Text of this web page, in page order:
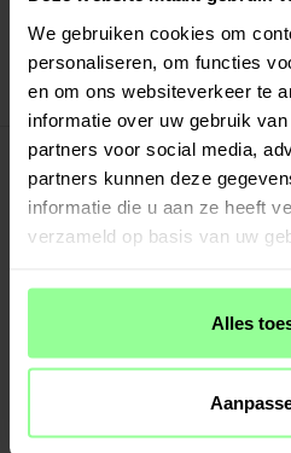
We gebruiken cookies om
personaliseren, om functies
en om ons websiteverkeer te
informatie over uw gebruik
partners voor social media,
partners kunnen deze
informatie die u aan ze heeft
verzameld op basis van uw
Alles
Veilig betalen met Klarna of
30 dagen retourrecht
Art number:28266
PRODUCTBESCHRIJVING
Screenprotector van tempered glas voor
screenprotector is bestand tegen meer
screenprotectorfolies en beschermt beter
- bijna onmerkbaar als het over het
- Echt gehard glas met een hardheid van 9H
- Afgeronde randen (2,5 D arc edge)